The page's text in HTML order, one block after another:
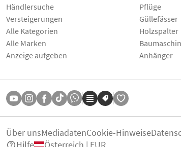
Händlersuche
Versteigerungen
Alle Kategorien
Alle Marken
Anzeige aufgeben
Pflüge
Güllefässer
Holzspalter
Anhänger
Über unsMediadatenCookie-Hinweise